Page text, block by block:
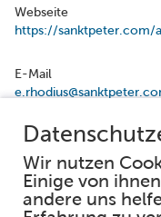
Webseite
https://sanktpeter.com/
E-Mail